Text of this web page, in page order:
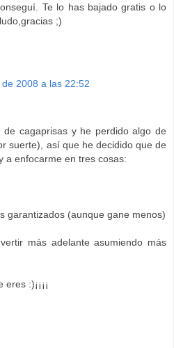
Te lo has bajado gratis o lo
;)
2008 a las 22:52
de cagaprisas y he perdido algo de
suerte), así que he decidido que de
a enfocarme en tres cosas:
garantizados (aunque gane menos)
más adelante asumiendo más
:)¡¡¡¡